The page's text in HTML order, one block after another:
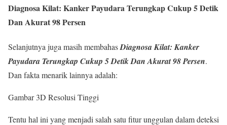
Diagnosa Kilat: Kanker Payudara Terungkap Cukup 5 Detik
Dan Akurat 98 Persen
Selanjutnya juga masih membahasDiagnosa Kilat: Kanker
Payudara Terungkap Cukup 5 Detik Dan Akurat 98 Persen.
Dan fakta menarik lainnya adalah:
Gambar 3D Resolusi Tinggi
Tentu hal ini yang menjadi salah satu fitur unggulan dalam deteksi